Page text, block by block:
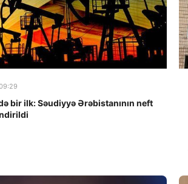
bir ilk: Səudiyyə Ərəbistanının neft